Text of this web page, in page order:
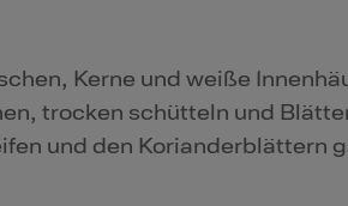
Kerne und weiße
trocken schütteln und
und den Korianderblättern